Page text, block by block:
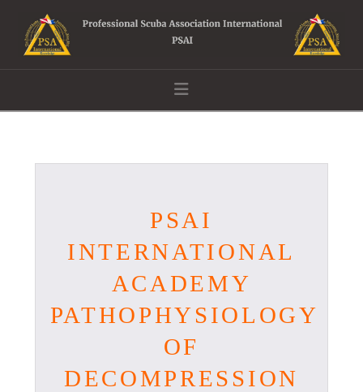
Navigation
PSAI
INTERNATIONAL
ACADEMY
PATHOPHYSIOLOGY
OF
DECOMPRESSION